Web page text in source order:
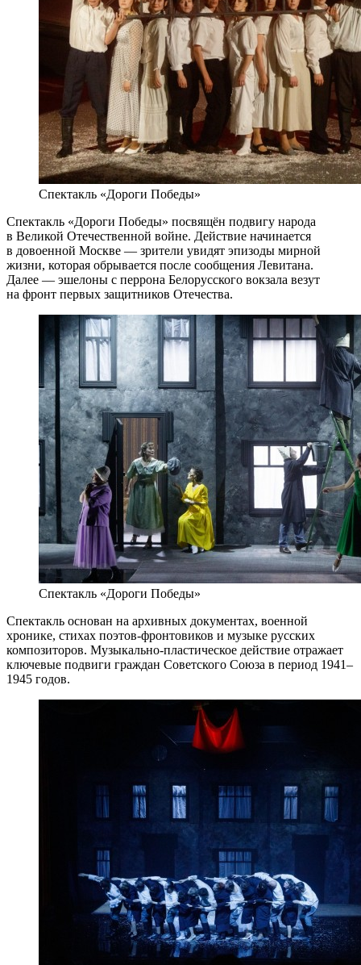
Спектакль «Дороги Победы»
Спектакль «Дороги Победы» посвящён подвигу народа
в Великой Отечественной войне. Действие начинается
в довоенной Москве — зрители увидят эпизоды мирной
жизни, которая обрывается после сообщения Левитана.
Далее — эшелоны с перрона Белорусского вокзала везут
на фронт первых защитников Отечества.
Спектакль «Дороги Победы»
Спектакль основан на архивных документах, военной
хронике, стихах поэтов-фронтовиков и музыке русских
композиторов. Музыкально-пластическое действие отражает
ключевые подвиги граждан Советского Союза в период 1941–
1945 годов.